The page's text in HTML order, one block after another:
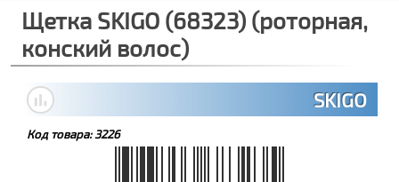
Щетка SKIGO (68323) (роторная,
конский волос)
SKIGO
Код товара:3226